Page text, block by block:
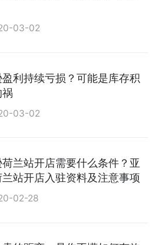
03-02
盈利持续亏损？可能是库存积
祸
03-02
兰站开店需要什么条件？亚
站开店入驻资料及注意事项
02-28